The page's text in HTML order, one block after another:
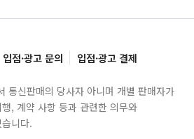
입점·광고 문의 입점·광고 결제
통신판매의 당사자 아니며 개별 판매자가
, 계약 사항 등과 관련한 의무와
니다.